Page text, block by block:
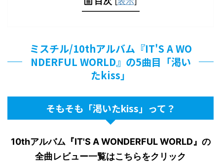
ミスチル/10thアルバム『IT'S A WO
NDERFUL WORLD』の5曲目「渇い
たkiss」
そもそも「渇いたkiss」って？
10thアルバム『IT'S A WONDERFUL WORLD』の
全曲レビュー一覧はこちらをクリック